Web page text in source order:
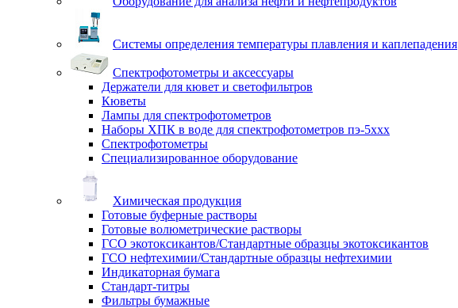
Системы определения температуры плавления и каплепадения
Спектрофотометры и аксессуары
Держатели для кювет и светофильтров
Кюветы
Лампы для спектрофотометров
Наборы ХПК в воде для спектрофотометров пэ-5ххх
Спектрофотометры
Специализированное оборудование
Химическая продукция
Готовые буферные растворы
Готовые волюметрические растворы
ГСО экотоксикантов/Стандартные образцы экотоксикантов
ГСО нефтехимии/Стандартные образцы нефтехимии
Индикаторная бумага
Стандарт-титры
Фильтры бумажные